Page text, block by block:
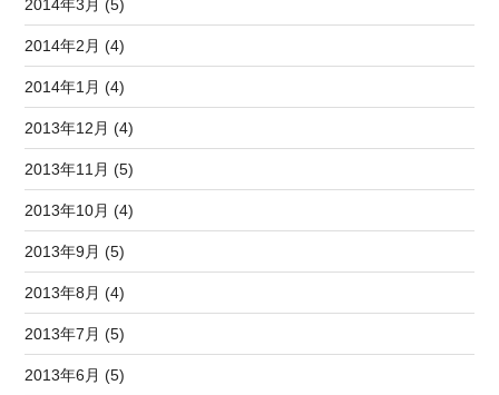
2014年3月 (5)
2014年2月 (4)
2014年1月 (4)
2013年12月 (4)
2013年11月 (5)
2013年10月 (4)
2013年9月 (5)
2013年8月 (4)
2013年7月 (5)
2013年6月 (5)